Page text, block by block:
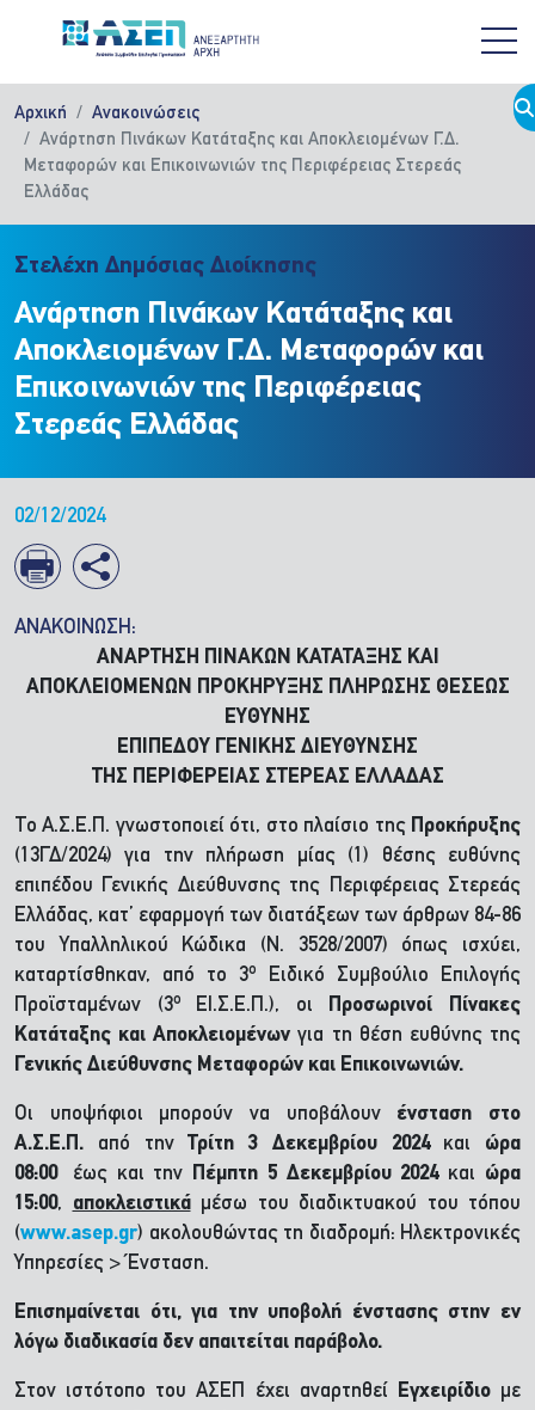
Αρχική
Ανακοινώσεις
Ανάρτηση Πινάκων Κατάταξης και Αποκλειομένων Γ.Δ.
Μεταφορών και Επικοινωνιών της Περιφέρειας Στερεάς
Ελλάδας
Στελέχη Δημόσιας Διοίκησης
Ανάρτηση Πινάκων Κατάταξης και
Αποκλειομένων Γ.Δ. Μεταφορών και
Επικοινωνιών της Περιφέρειας
Στερεάς Ελλάδας
02/12/2024
ΑΝΑΚΟΙΝΩΣΗ:
ΑΝΑΡΤΗΣΗ ΠΙΝΑΚΩΝ ΚΑΤΑΤΑΞΗΣ ΚΑΙ
ΑΠΟΚΛΕΙΟΜΕΝΩΝ ΠΡΟΚΗΡΥΞΗΣ ΠΛΗΡΩΣΗΣ ΘΕΣΕΩΣ
ΕΥΘΥΝΗΣ
ΕΠΙΠΕΔΟΥ ΓΕΝΙΚΗΣ ΔΙΕΥΘΥΝΣΗΣ
ΤΗΣ ΠΕΡΙΦΕΡΕΙΑΣ ΣΤΕΡΕΑΣ ΕΛΛΑΔΑΣ
Το Α.Σ.Ε.Π. γνωστοποιεί ότι, στο πλαίσιο της Προκήρυξης
(13ΓΔ/2024) για την πλήρωση μίας (1) θέσης ευθύνης
επιπέδου Γενικής Διεύθυνσης της Περιφέρειας Στερεάς
Ελλάδας, κατ’ εφαρμογή των διατάξεων των άρθρων 84-86
του Υπαλληλικού Κώδικα (Ν. 3528/2007) όπως ισχύει,
καταρτίσθηκαν, από το 3ο
Ειδικό Συμβούλιο Επιλογής
Προϊσταμένων (3ο ΕΙ.Σ.Ε.Π.), οι
Προσωρινοί Πίνακες
Κατάταξης και Αποκλειομένων για τη θέση ευθύνης της
Γενικής Διεύθυνσης Μεταφορών και Επικοινωνιών.
Οι υποψήφιοι μπορούν να υποβάλουν ένσταση στο
Α.Σ.Ε.Π. από τηνΤρίτη 3 Δεκεμβρίου 2024και ώρα
08:00 έως και την Πέμπτη 5 Δεκεμβρίου 2024και ώρα
15:00, αποκλειστικάμέσω του διαδικτυακού του τόπου
(www.asep.gr) ακολουθώντας τη διαδρομή: Ηλεκτρονικές
Υπηρεσίες > Ένσταση.
Επισημαίνεται ότι, για την υποβολή ένστασης στην εν
λόγω διαδικασία δεν απαιτείται παράβολο.
Στον ιστότοπο του ΑΣΕΠ έχει αναρτηθεί Εγχειρίδιομε